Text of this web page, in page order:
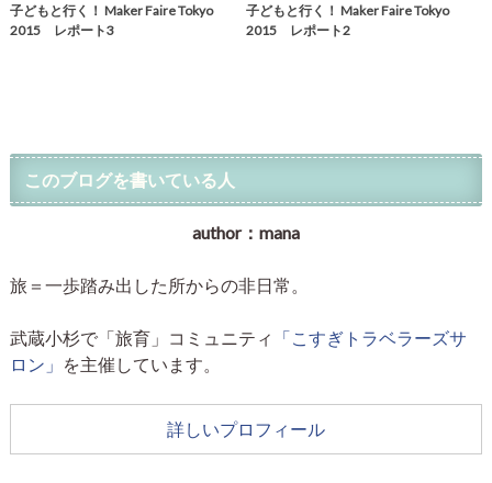
子どもと行く！ Maker Faire Tokyo
2015 レポート3
子どもと行く！ Maker Faire Tokyo
2015 レポート2
このブログを書いている人
author：mana
旅＝一歩踏み出した所からの非日常。
武蔵小杉で「旅育」コミュニティ
「こすぎトラベラーズサ
ロン」 を主催しています。
詳しいプロフィール